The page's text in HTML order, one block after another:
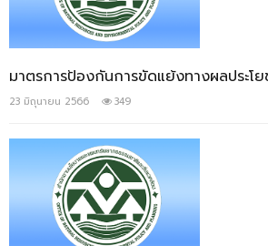
มาตรการป้องกันการขัดแย้งทางผลประโ
23 มิถุนายน 2566 349